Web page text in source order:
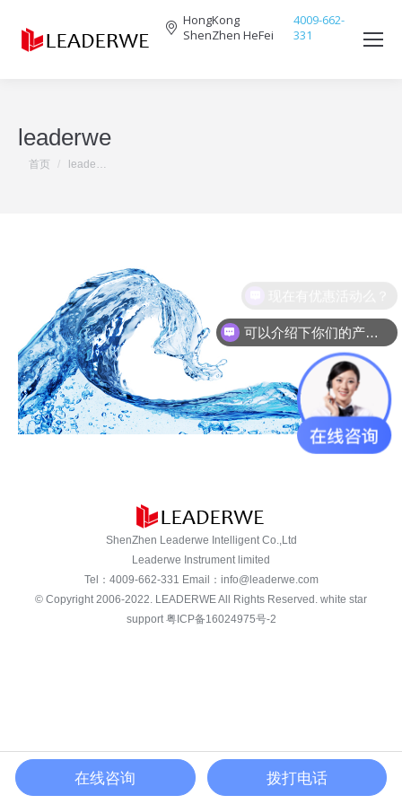
HongKong
ShenZhen HeFei
4009-662-
331
leaderwe
您在这里：
首页 leade…
ShenZhen Leaderwe Intelligent Co.,Ltd
Leaderwe Instrument limited
Tel： 4009-662-331 Email： info@leaderwe.com
© Copyright 2006-2022. LEADERWEAll Rights Reserved. white star
support粤ICP备16024975号-2
可以介绍下你们的产品么？
在线咨询 拨打电话